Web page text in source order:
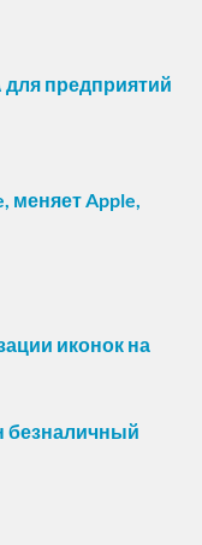
предприятий
меняет Apple,
иконок на
безналичный